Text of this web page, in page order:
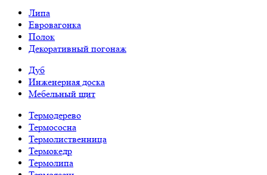
Липа
Евровагонка
Полок
Декоративный погонаж
Дуб
Инженерная доска
Мебельный щит
Термодерево
Термососна
Термолиственница
Термокедр
Термолипа